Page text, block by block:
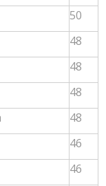
50
48
48
48
48
46
46